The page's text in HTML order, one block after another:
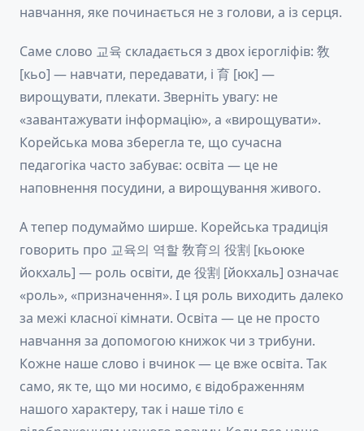
навчання, яке починається не з голови, а із серця.
Саме слово 교육 складається з двох ієрогліфів: 敎
[кьо] — навчати, передавати, і 育 [юк] —
вирощувати, плекати. Зверніть увагу: не
«завантажувати інформацію», а «вирощувати».
Корейська мова зберегла те, що сучасна
педагогіка часто забуває: освіта — це не
наповнення посудини, а вирощування живого.
А тепер подумаймо ширше. Корейська традиція
говорить про 교육의 역할 敎育의 役割 [кьоюке
йокхаль] — роль освіти, де 役割 [йокхаль] означає
«роль», «призначення». І ця роль виходить далеко
за межі класної кімнати. Освіта — це не просто
навчання за допомогою книжок чи з трибуни.
Кожне наше слово і вчинок — це вже освіта. Так
само, як те, що ми носимо, є відображенням
нашого характеру, так і наше тіло є